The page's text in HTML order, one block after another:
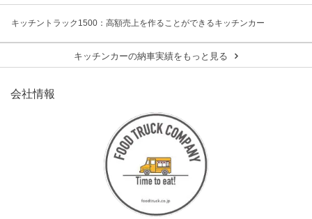
キッチントラック1500：高額売上を作ることができるキッチンカー
キッチンカーの納車実績をもっと見る
会社情報